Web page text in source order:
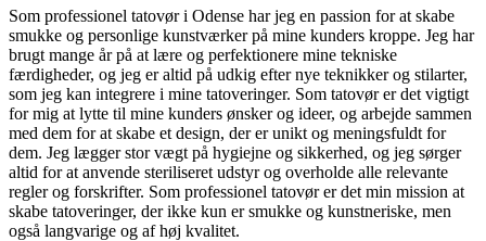
Som professionel tatovør i Odense har jeg en passion for at skabe
smukke og personlige kunstværker på mine kunders kroppe. Jeg har
brugt mange år på at lære og perfektionere mine tekniske
færdigheder, og jeg er altid på udkig efter nye teknikker og stilarter,
som jeg kan integrere i mine tatoveringer. Som tatovør er det vigtigt
for mig at lytte til mine kunders ønsker og ideer, og arbejde sammen
med dem for at skabe et design, der er unikt og meningsfuldt for
dem. Jeg lægger stor vægt på hygiejne og sikkerhed, og jeg sørger
altid for at anvende steriliseret udstyr og overholde alle relevante
regler og forskrifter. Som professionel tatovør er det min mission at
skabe tatoveringer, der ikke kun er smukke og kunstneriske, men
også langvarige og af høj kvalitet.